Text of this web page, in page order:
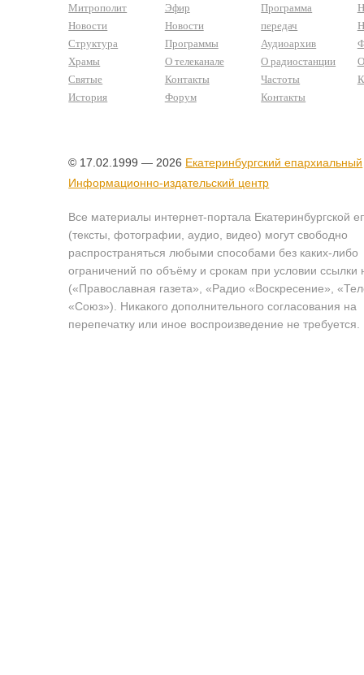
Митрополит
Новости
Структура
Храмы
Святые
История
Эфир
Новости
Программы
О телеканале
Контакты
Форум
Программа
передач
Аудиоархив
О радиостанции
Частоты
Контакты
© 17.02.1999 — 2026 Екатеринбургский епархиальный
Информационно-издательский центр
Все материалы интернет-портала Екатеринбургской
(тексты, фотографии, аудио, видео) могут свободно
распространяться любыми способами без каких-либо
ограничений по объёму и срокам при условии ссылки
(«Православная газета», «Радио «Воскресение»,
«Союз»). Никакого дополнительного согласования на
перепечатку или иное воспроизведение не требуется.